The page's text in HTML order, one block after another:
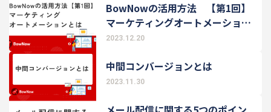
BowNowの活用方法 【第1回】
マーケティングオートメーション
とは
2023.12.20
中間コンバージョンとは
2023.11.30